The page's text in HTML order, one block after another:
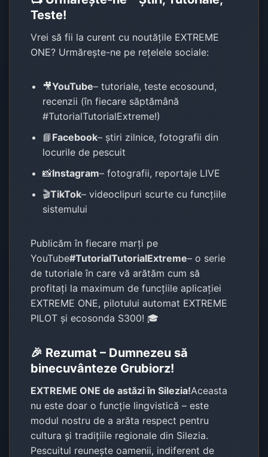
Teste!
Vrei să fii la curent cu noutățile EXTREME
ONE? Urmărește-ne pe rețelele sociale:
🎥YouTube– tutoriale, teste ecosound,
recenzii (în fiecare săptămână
#TutorialTutorialExtreme!)
📘 Facebook– știri zilnice, fotografii din
locurile de pescuit
📸Instagram– fotografii, reportaje LIVE
🎬TikTok– videoclipuri scurte cu funcțiile
sistemului
Publicăm în fiecare marți pe
YouTube#TutorialTutorialExtreme– o serie
de tutoriale în care vă arătăm cum să
profitați la maximum de funcțiile aplicației
EXTREME ONE, pilotului automat EXTREME
PILOT și ecosonda S300! 🎓
🎉 Rezumat – Dumnezeu să
binecuvânteze Grubiorz!
EXTREME ONE de astăzi în Silezia!Aceasta
nu este doar o funcție lingvistică – este
modul nostru de a arăta respect pentru
cultura și tradițiile regionale din Silezia.
Pescuitul reunește oamenii, indiferent de